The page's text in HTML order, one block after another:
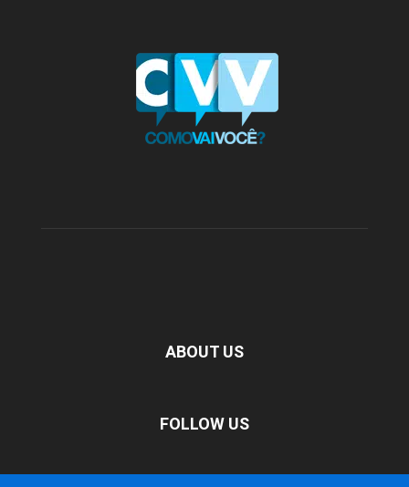
ABOUT US
FOLLOW US